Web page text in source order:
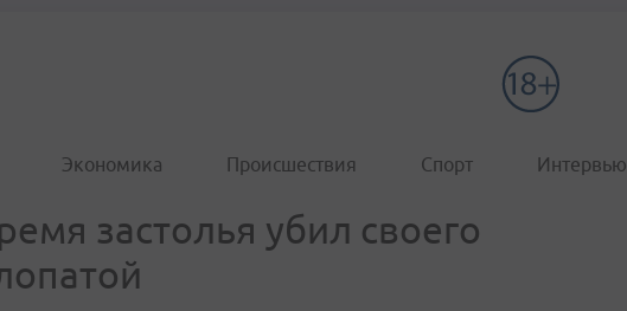
Экономика Происшествия Спорт Интервью
застолья убил своего